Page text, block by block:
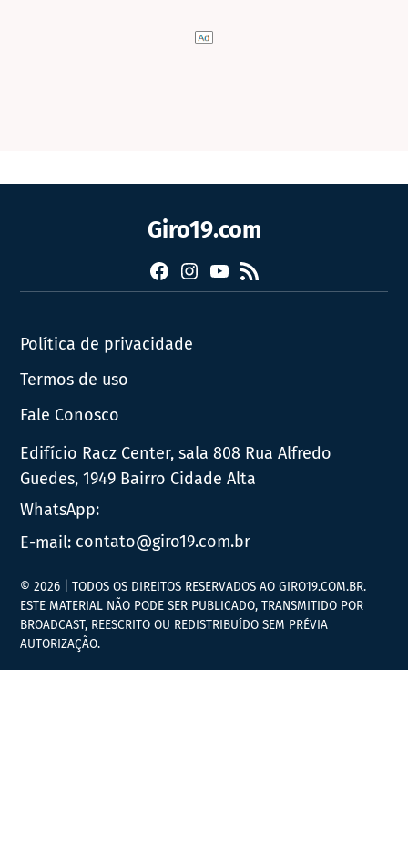
Giro19.com
FacebookInstagram
YouTube
RSS
Política de privacidade
Termos de uso
Fale Conosco
Edifício Racz Center, sala 808 Rua Alfredo
Guedes, 1949 Bairro Cidade Alta
WhatsApp:
E-mail: contato@giro19.com.br
© 2026 | TODOS OS DIREITOS RESERVADOS AO GIRO19.COM.BR.
ESTE MATERIAL NÃO PODE SER PUBLICADO, TRANSMITIDO POR
BROADCAST, REESCRITO OU REDISTRIBUÍDO SEM PRÉVIA
AUTORIZAÇÃO.